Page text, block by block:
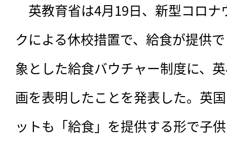
英教育省は4月19日、新型コロナ
クによる休校措置で、給食が提供
象とした給食バウチャー制度に、
画を表明したことを発表した。英
ットも「給食」を提供する形で子